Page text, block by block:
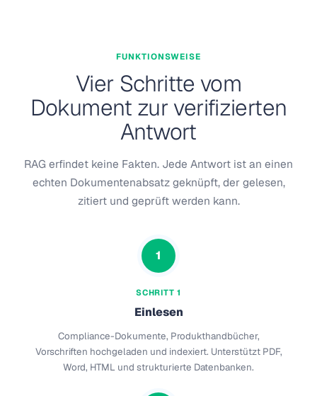
FUNKTIONSWEISE
Vier Schritte vom
Dokument zur verifizierten
Antwort
RAG erfindet keine Fakten. Jede Antwort ist an einen
echten Dokumentenabsatz geknüpft, der gelesen,
zitiert und geprüft werden kann.
1
SCHRITT 1
Einlesen
Compliance-Dokumente, Produkthandbücher,
Vorschriften hochgeladen und indexiert. Unterstützt PDF,
Word, HTML und strukturierte Datenbanken.